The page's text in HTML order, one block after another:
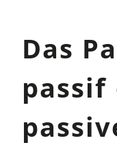
Das
passif